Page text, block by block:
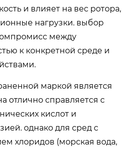
и влияет на вес ротора,
нагрузки. выбор
между
к конкретной среде и
маркой является
отлично справляется с
кислот и
однако для сред с
хлоридов (морская вода,